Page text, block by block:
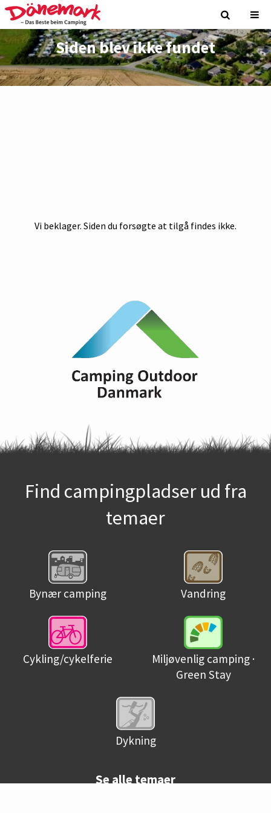
Siden blev ikke fundet
Vi beklager. Siden du forsøgte at tilgå findes ikke.
Find campingpladser ud fra
temaer
Bynær camping Vandring
Cykling/cykelferie
Miljøvenlig camping ·
Green Stay
Dykning
Se alle temaer